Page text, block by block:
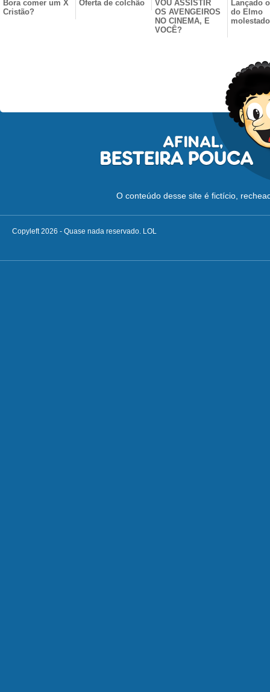
Bora comer um X
Cristão?
Oferta de colchão
VOU ASSISTIR
OS AVENGEIROS
NO CINEMA, E
VOCÊ?
Lançado
do Elmo
O conteúdo desse site é fictício,
Copyleft 2026 - Quase nada reservado. LOL